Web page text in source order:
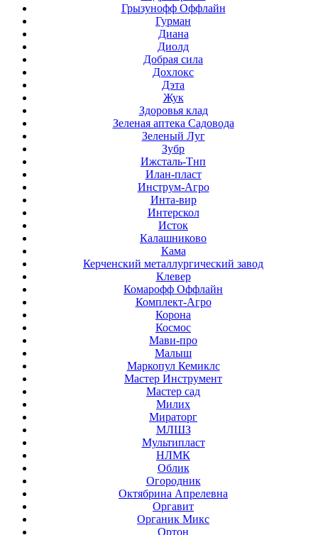
Грызунофф Оффлайн
Гурман
Диана
Диолд
Добрая сила
Дохлокс
Дэта
Жук
Здоровья клад
Зеленая аптека Садовода
Зеленый Луг
Зубр
Ижсталь-Тнп
Илан-пласт
Инструм-Агро
Инта-вир
Интерскол
Исток
Калашниково
Кама
Керченский металлургический завод
Клевер
Комарофф Оффлайн
Комплект-Агро
Корона
Космос
Мави-про
Малыш
Маркопул Кемиклс
Мастер Инструмент
Мастер сад
Милих
Мираторг
МЛШЗ
Мультипласт
НЛМК
Облик
Огородник
Октябрина Апрелевна
Оргавит
Органик Микс
Ортон